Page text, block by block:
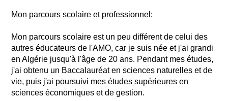
Mon parcours scolaire et professionnel:
Mon parcours scolaire est un peu différent de celui des
autres éducateurs de l'AMO, car je suis née et j'ai grandi
en Algérie jusqu'à l'âge de 20 ans. Pendant mes études,
j'ai obtenu un Baccalauréat en sciences naturelles et de
vie, puis j'ai poursuivi mes études supérieures en
sciences économiques et de gestion.